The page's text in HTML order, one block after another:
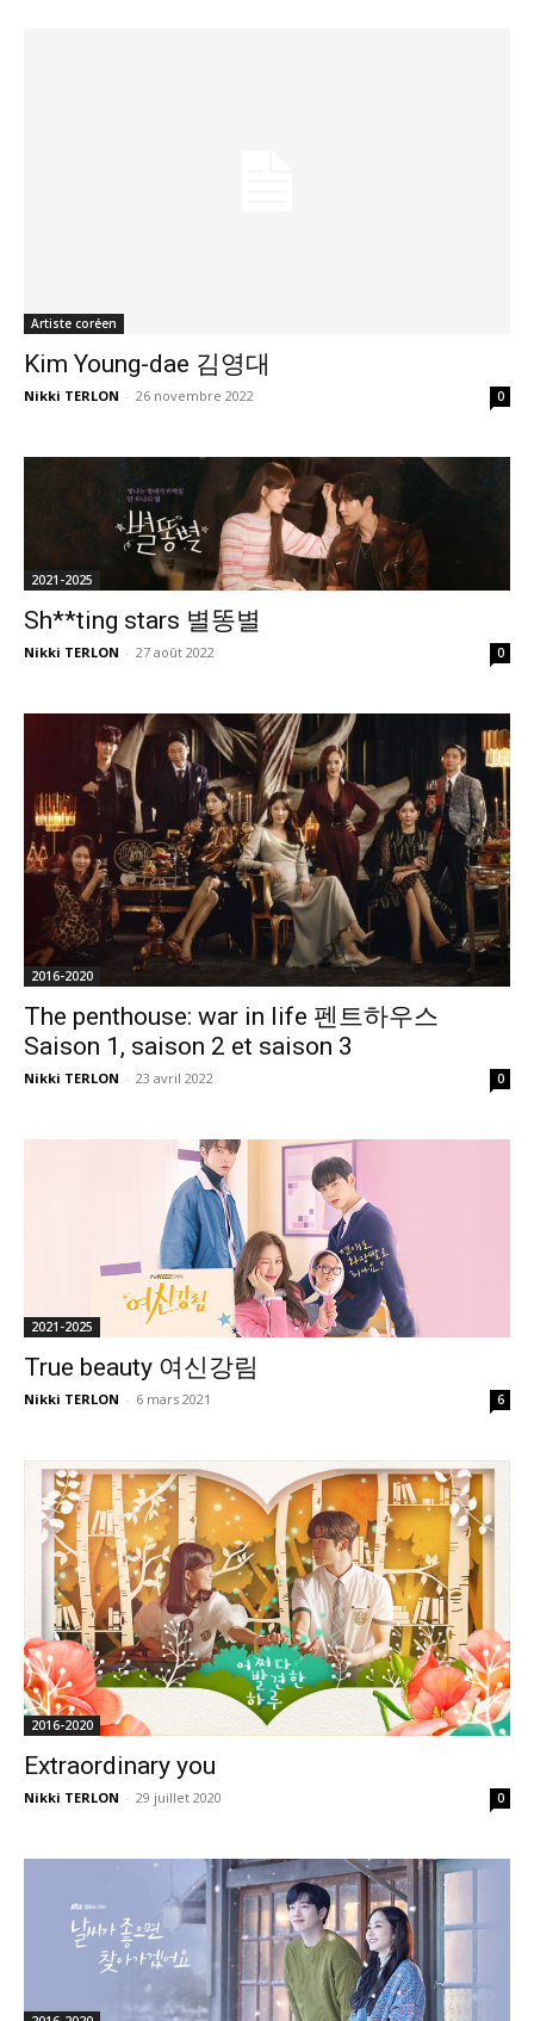
Artiste coréen
Kim Young-dae 김영대
Nikki TERLON - 26 novembre 2022 0
2021-2025
Sh**ting stars 별똥별
Nikki TERLON - 27 août 2022 0
2016-2020
The penthouse: war in life 펜트하우스
Saison 1, saison 2 et saison 3
Nikki TERLON - 23 avril 2022 0
2021-2025
True beauty 여신강림
Nikki TERLON - 6 mars 2021 6
2016-2020
Extraordinary you
Nikki TERLON - 29 juillet 2020 0